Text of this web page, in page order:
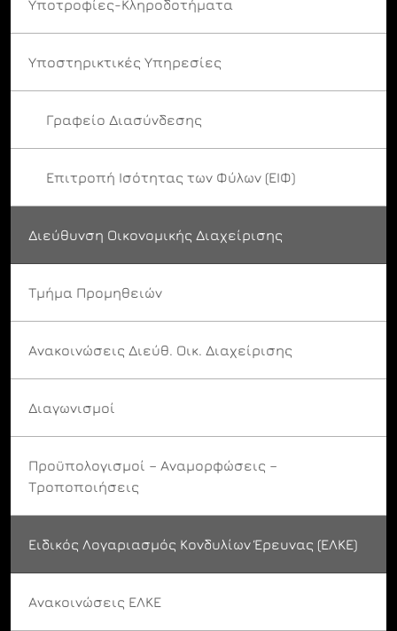
Υποτροφίες-Κληροδοτήματα
Υποστηρικτικές Υπηρεσίες
Γραφείο Διασύνδεσης
Επιτροπή Ισότητας των Φύλων (ΕΙΦ)
Διεύθυνση Οικονομικής Διαχείρισης
Τμήμα Προμηθειών
Ανακοινώσεις Διεύθ. Οικ. Διαχείρισης
Διαγωνισμοί
Προϋπολογισμοί – Αναμορφώσεις –
Τροποποιήσεις
Ειδικός Λογαριασμός Κονδυλίων Έρευνας (ΕΛΚΕ)
Ανακοινώσεις ΕΛΚΕ